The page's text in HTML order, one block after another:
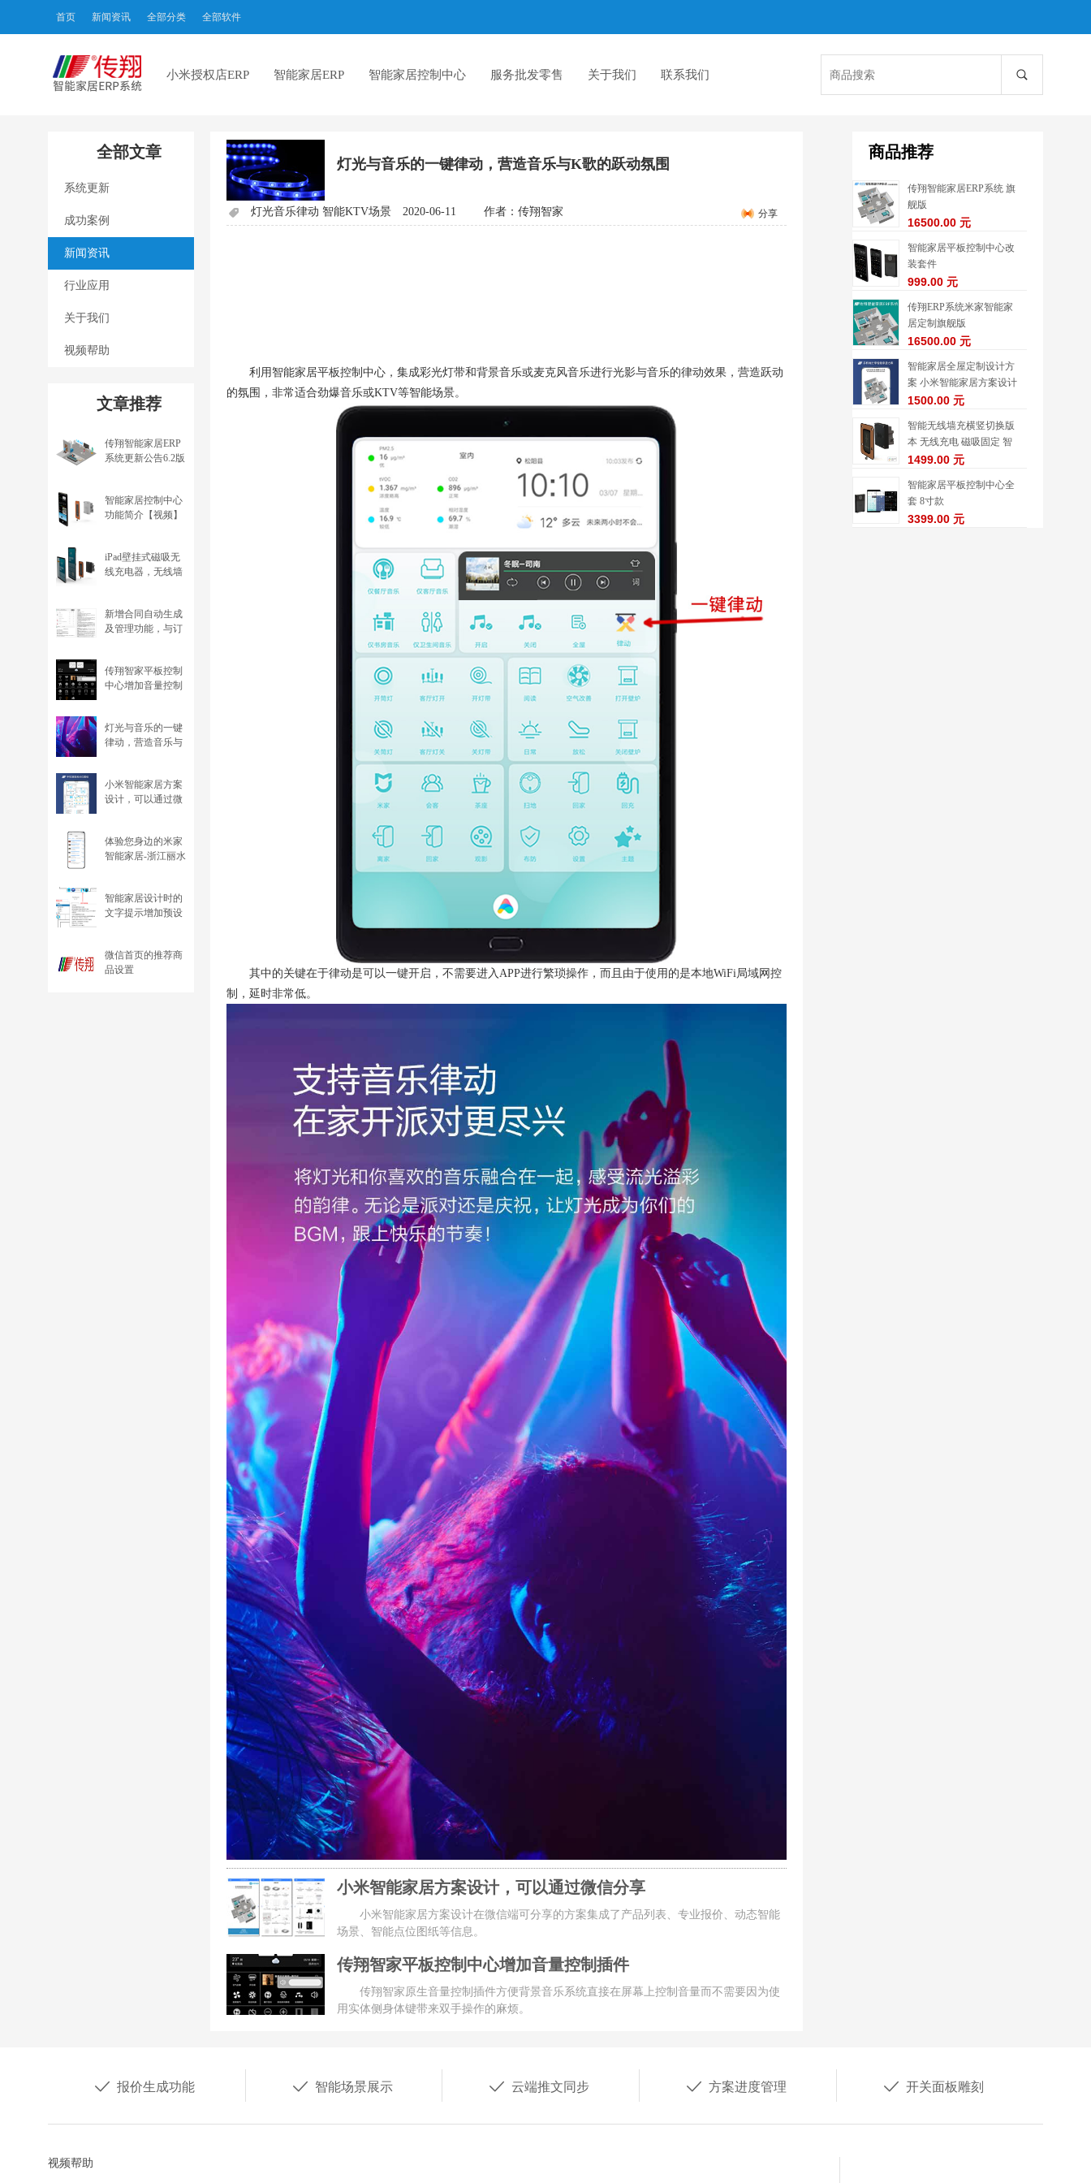
首页 新闻资讯 全部分类 全部软件
小米授权店ERP 智能家居ERP 智能家居控制中心 服务批发零售 关于我们 联系我们
全部文章
系统更新
成功案例
新闻资讯
行业应用
关于我们
视频帮助
文章推荐
传翔智能家居ERP
系统更新公告6.2版
智能家居控制中心
功能简介【视频】
iPad壁挂式磁吸无
线充电器，无线墙
新增合同自动生成
及管理功能，与订
公告
传翔智家平板控制
中心增加音量控制
灯光与音乐的一键
律动，营造音乐与
小米智能家居方案
设计，可以通过微
体验您身边的米家
智能家居-浙江丽水
智能家居设计时的
文字提示增加预设
微信首页的推荐商
品设置
灯光与音乐的一键律动，营造音乐与K歌的跃动氛围
灯光音乐律动 智能KTV场景 2020-06-11 作者： 传翔智家 分享
利用智能家居平板控制中心，集成彩光灯带和背景音乐或麦克风音乐进行光影与音乐的律动效果，营造跃动
的氛围，非常适合劲爆音乐或KTV等智能场景。
其中的关键在于律动是可以一键开启，不需要进入APP进行繁琐操作，而且由于使用的是本地WiFi局域网控
制，延时非常低。
小米智能家居方案设计，可以通过微信分享
小米智能家居方案设计在微信端可分享的方案集成了产品列表、专业报价、动态智能
场景、智能点位图纸等信息。
传翔智家平板控制中心增加音量控制插件
传翔智家原生音量控制插件方便背景音乐系统直接在屏幕上控制音量而不需要因为使
用实体侧身体键带来双手操作的麻烦。
商品推荐
传翔智能家居ERP系统 旗
舰版
16500.00 元
智能家居平板控制中心改
装套件
999.00 元
传翔ERP系统米家智能家
居定制旗舰版
16500.00 元
智能家居全屋定制设计方
案 小米智能家居方案设计
服务
1500.00 元
智能无线墙充横竖切换版
本 无线充电 磁吸固定 智
能家居控制中心配件
1499.00 元
智能家居平板控制中心全
套 8寸款
3399.00 元
 报价生成功能  智能场景展示  云端推文同步  方案进度管理  开关面板雕刻
视频帮助